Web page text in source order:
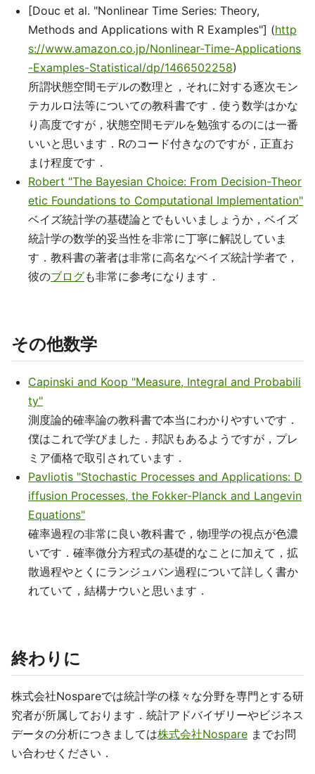
[Douc et al. "Nonlinear Time Series: Theory,
Methods and Applications with R Examples"] (http
s://www.amazon.co.jp/Nonlinear-Time-Applications
-Examples-Statistical/dp/1466502258)
所謂状態空間モデルの数理と，それに対する逐次モン
テカルロ法等についての教科書です．使う数学はかな
り高度ですが，状態空間モデルを勉強するのには一番
いいと思います．Rのコード付きなのですが，正直お
まけ程度です．
Robert "The Bayesian Choice: From Decision-Theor
etic Foundations to Computational Implementation"
ベイズ統計学の基礎論とでもいいましょうか，ベイズ
統計学の数学的妥当性を非常に丁寧に解説していま
す．教科書の著者は非常に高名なベイズ統計学者で，
彼のブログも非常に参考になります．
その他数学
Capinski and Koop "Measure, Integral and Probabili
ty"
測度論的確率論の教科書で本当にわかりやすいです．
僕はこれで学びました．邦訳もあるようですが，プレ
ミア価格で取引されています．
Pavliotis "Stochastic Processes and Applications: D
iffusion Processes, the Fokker-Planck and Langevin
Equations"
確率過程の非常に良い教科書で，物理学の視点が色濃
いです．確率微分方程式の基礎的なことに加えて，拡
散過程やとくにランジュバン過程について詳しく書か
れていて，結構ナウいと思います．
終わりに
株式会社Nospareでは統計学の様々な分野を専門とする研
究者が所属しております．統計アドバイザリーやビジネス
データの分析につきましては株式会社Nospare までお問
い合わせください．